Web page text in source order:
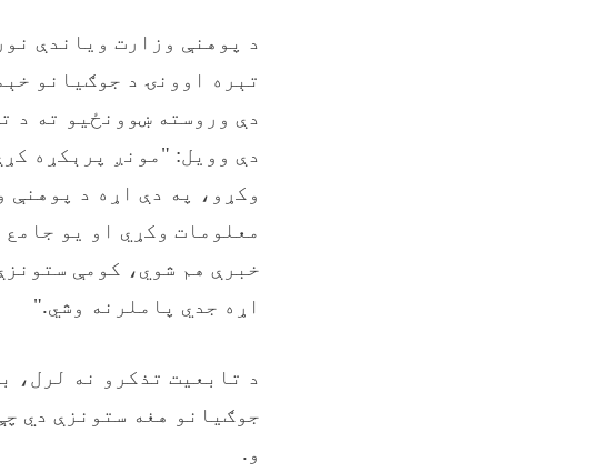
د پوهنې وزارت ویاندې
تېره اوونۍ د جوګیانو
دې وروسته ښوونځيو ته د
دې وویل: "مونږ پرېکړه
وکړو، په دې اړه د پوهنې
معلومات وکړي او یو
خبرې هم شوي، کومې
اړه جدي پاملرنه وشي."
د تابعیت تذکرو نه لرل،
جوګیانو هغه ستونزې دي
و.